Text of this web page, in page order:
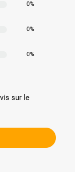
0%
0%
0%
sur le